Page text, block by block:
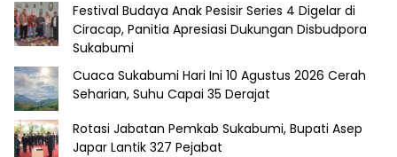
Festival Budaya Anak Pesisir Series 4 Digelar di
Ciracap, Panitia Apresiasi Dukungan Disbudpora
Sukabumi
Cuaca Sukabumi Hari Ini 10 Agustus 2026 Cerah
Seharian, Suhu Capai 35 Derajat
Rotasi Jabatan Pemkab Sukabumi, Bupati Asep
Japar Lantik 327 Pejabat